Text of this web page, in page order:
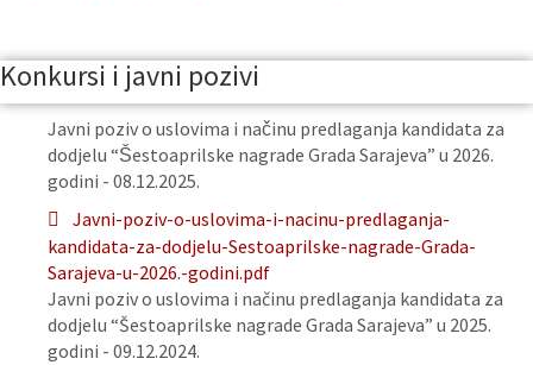
Konkursi i javni pozivi
Javni poziv o uslovima i načinu predlaganja kandidata za
dodjelu “Šestoaprilske nagrade Grada Sarajeva” u 2026.
godini - 08.12.2025.
Javni-poziv-o-uslovima-i-nacinu-predlaganja-
kandidata-za-dodjelu-Sestoaprilske-nagrade-Grada-
Sarajeva-u-2026.-godini.pdf
Javni poziv o uslovima i načinu predlaganja kandidata za
dodjelu “Šestoaprilske nagrade Grada Sarajeva” u 2025.
godini - 09.12.2024.